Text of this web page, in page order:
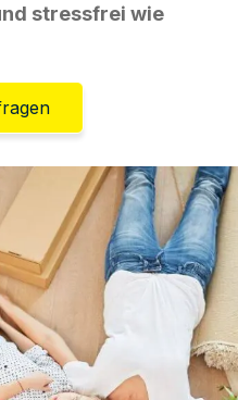
stressfrei wie